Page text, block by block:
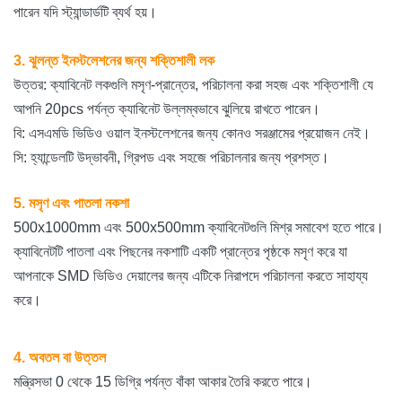
পারেন যদি স্ট্যান্ডার্ডটি ব্যর্থ হয়।
3. ঝুলন্ত ইনস্টলেশনের জন্য শক্তিশালী লক
উত্তর: ক্যাবিনেট লকগুলি মসৃণ-প্রান্তের, পরিচালনা করা সহজ এবং শক্তিশালী যে
আপনি 20pcs পর্যন্ত ক্যাবিনেট উল্লম্বভাবে ঝুলিয়ে রাখতে পারেন।
বি: এসএমডি ভিডিও ওয়াল ইনস্টলেশনের জন্য কোনও সরঞ্জামের প্রয়োজন নেই।
সি: হ্যান্ডেলটি উদ্ভাবনী, গ্রিপড এবং সহজে পরিচালনার জন্য প্রশস্ত।
5. মসৃণ এবং পাতলা নকশা
500x1000mm এবং 500x500mm ক্যাবিনেটগুলি মিশ্র সমাবেশ হতে পারে।
ক্যাবিনেটটি পাতলা এবং পিছনের নকশাটি একটি প্রান্তের পৃষ্ঠকে মসৃণ করে যা
আপনাকে SMD ভিডিও দেয়ালের জন্য এটিকে নিরাপদে পরিচালনা করতে সাহায্য
করে।
4. অবতল বা উত্তল
মন্ত্রিসভা 0 থেকে 15 ডিগ্রি পর্যন্ত বাঁকা আকার তৈরি করতে পারে।